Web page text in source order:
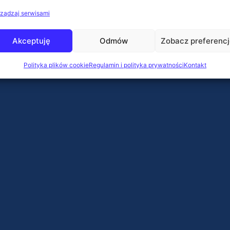
serwisami
Akceptuję Odmów Zobacz
Polityka plików cookieRegulamin i polityka prywatnościKontakt